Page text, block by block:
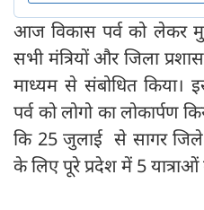
आज विकास पर्व को लेकर
सभी मंत्रियों और जिला
माध्यम से संबोधित किया।
पर्व को लोगो का लोकार्पण
कि 25 जुलाई से सागर जिले
के लिए पूरे प्रदेश में 5